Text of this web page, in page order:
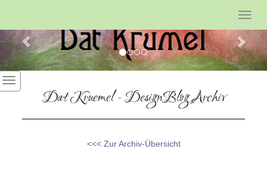
Dat Kruemel - DesignBlog Archiv
<<< Zur Archiv-Übersicht